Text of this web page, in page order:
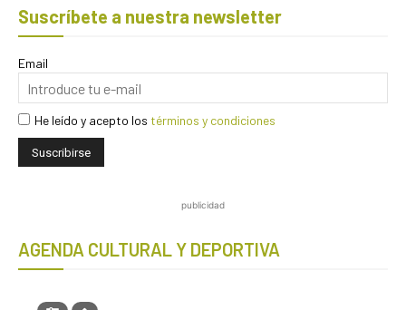
Suscríbete a nuestra newsletter
Email
He leído y acepto los términos y condiciones
publicidad
AGENDA CULTURAL Y DEPORTIVA